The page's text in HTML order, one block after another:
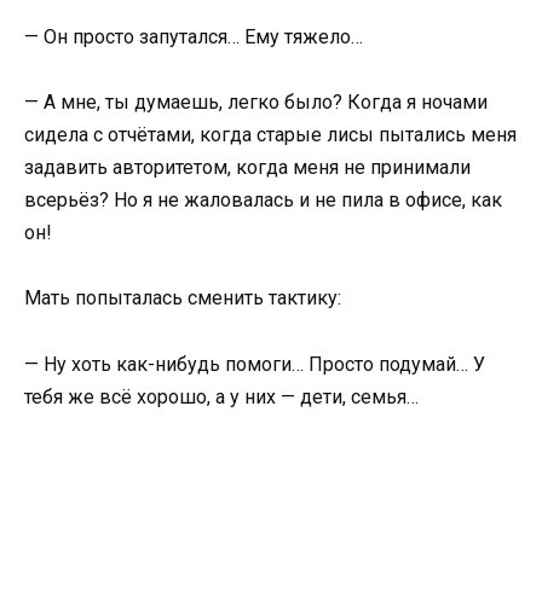
— Он просто запутался… Ему тяжело…
— А мне, ты думаешь, легко было? Когда я ночами
сидела с отчётами, когда старые лисы пытались меня
задавить авторитетом, когда меня не принимали
всерьёз? Но я не жаловалась и не пила в офисе, как
он!
Мать попыталась сменить тактику:
— Ну хоть как-нибудь помоги… Просто подумай… У
тебя же всё хорошо, а у них — дети, семья…